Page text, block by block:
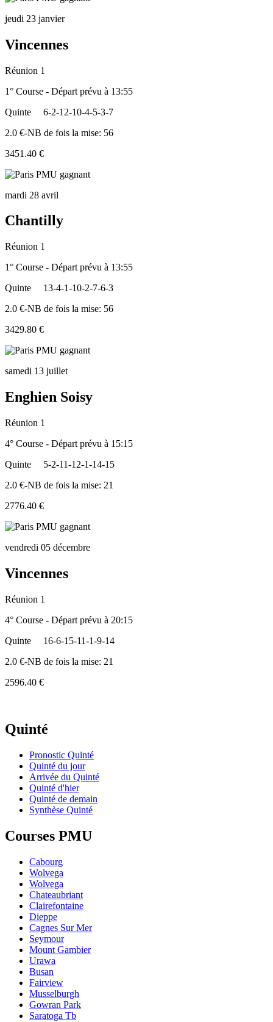
jeudi 23 janvier
Vincennes
Réunion 1
1° Course - Départ prévu à 13:55
Quinte
6-2-12-10-4-5-3-7
2.0 €-NB de fois la mise: 56
3451.40 €
mardi 28 avril
Chantilly
Réunion 1
1° Course - Départ prévu à 13:55
Quinte
13-4-1-10-2-7-6-3
2.0 €-NB de fois la mise: 56
3429.80 €
samedi 13 juillet
Enghien Soisy
Réunion 1
4° Course - Départ prévu à 15:15
Quinte
5-2-11-12-1-14-15
2.0 €-NB de fois la mise: 21
2776.40 €
vendredi 05 décembre
Vincennes
Réunion 1
4° Course - Départ prévu à 20:15
Quinte
16-6-15-11-1-9-14
2.0 €-NB de fois la mise: 21
2596.40 €
Quinté
Pronostic Quinté
Quinté du jour
Arrivée du Quinté
Quinté d'hier
Quinté de demain
Synthèse Quinté
Courses PMU
Cabourg
Wolvega
Wolvega
Chateaubriant
Clairefontaine
Dieppe
Cagnes Sur Mer
Seymour
Mount Gambier
Urawa
Busan
Fairview
Musselburgh
Gowran Park
Saratoga Tb